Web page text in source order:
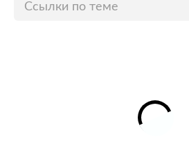
Ссылки по теме
Китай отказался помогать